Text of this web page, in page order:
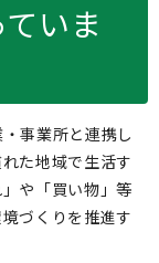
いま
事業所と連携し
た地域で生活す
や「買い物」等
づくりを推進す